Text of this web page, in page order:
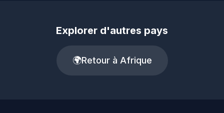
Explorer d'autres pays
🌍Retour à Afrique